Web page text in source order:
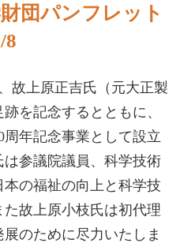
団パンフレット
8
故上原正吉氏（元大正製
を記念するとともに、
年記念事業として設立
参議院議員、科学技術
の福祉の向上と科学技
故上原小枝氏は初代理
のために尽力いたしま